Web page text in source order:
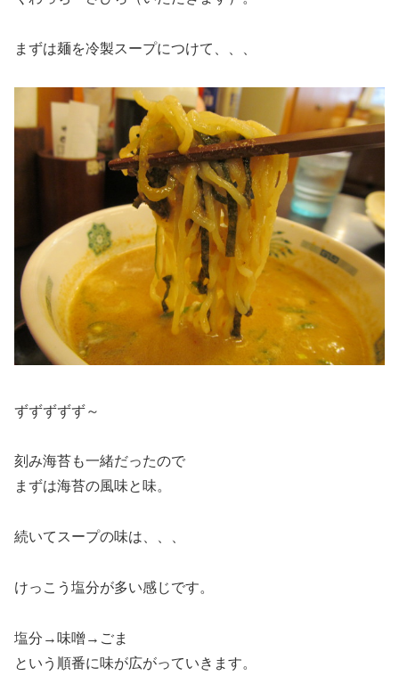
まずは麺を冷製スープにつけて、、、
ずずずずず～
刻み海苔も一緒だったので
まずは海苔の風味と味。
続いてスープの味は、、、
けっこう塩分が多い感じです。
塩分→味噌→ごま
という順番に味が広がっていきます。